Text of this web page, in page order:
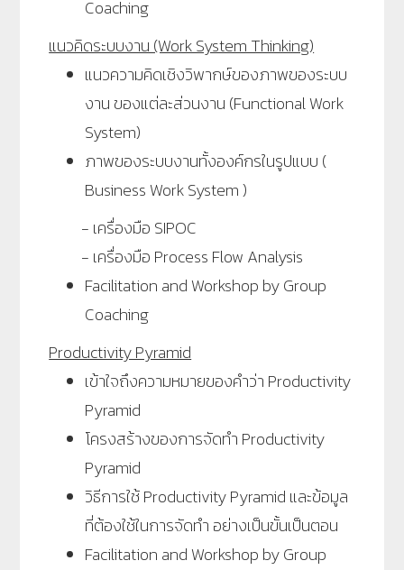
Coaching
แนวคิดระบบงาน (Work System Thinking)
แนวความคิดเชิงวิพากษ์ของภาพของระบบ
งาน ของแต่ละส่วนงาน (Functional Work
System)
ภาพของระบบงานทั้งองค์กรในรูปแบบ (
Business Work System )
- เครื่องมือ SIPOC
- เครื่องมือ Process Flow Analysis
Facilitation and Workshop by Group
Coaching
Productivity Pyramid
เข้าใจถึงความหมายของคำว่า Productivity
Pyramid
โครงสร้างของการจัดทำ Productivity
Pyramid
วิธีการใช้ Productivity Pyramid และข้อมูล
ที่ต้องใช้ในการจัดทำ อย่างเป็นขั้นเป็นตอน
Facilitation and Workshop by Group